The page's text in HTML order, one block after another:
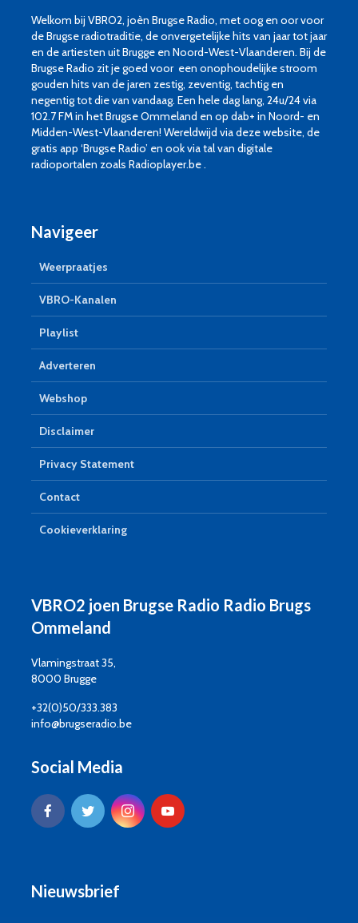
Welkom bij VBRO2, joèn Brugse Radio, met oog en oor voor
de Brugse radiotraditie, de onvergetelijke hits van jaar tot jaar
en de artiesten uit Brugge en Noord-West-Vlaanderen. Bij de
Brugse Radio zit je goed voor een onophoudelijke stroom
gouden hits van de jaren zestig, zeventig, tachtig en
negentig tot die van vandaag. Een hele dag lang, 24u/24 via
102.7 FM in het Brugse Ommeland en op dab+ in Noord- en
Midden-West-Vlaanderen! Wereldwijd via deze website, de
gratis app ‘Brugse Radio’ en ook via tal van digitale
radioportalen zoals Radioplayer.be .
Navigeer
Weerpraatjes
VBRO-Kanalen
Playlist
Adverteren
Webshop
Disclaimer
Privacy Statement
Contact
Cookieverklaring
VBRO2 joen Brugse Radio Radio Brugs
Ommeland
Vlamingstraat 35,
8000 Brugge
+32(0)50/333.383
info@brugseradio.be
Social Media
Nieuwsbrief